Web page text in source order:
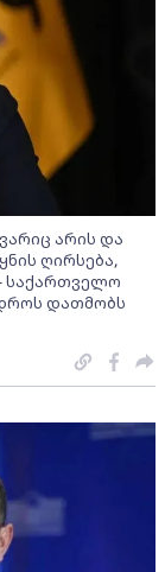
არის და
ღირსება,
საქართველო
დათმობს